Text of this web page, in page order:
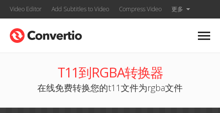
Video Editor Add Subtitles to Video Compress Video 更多
T11到RGBA转换器
在线免费转换您的t11文件为rgba文件